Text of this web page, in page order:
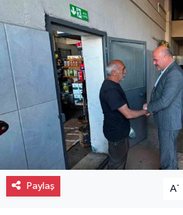
Paylaş A-
Spor
Eğitim